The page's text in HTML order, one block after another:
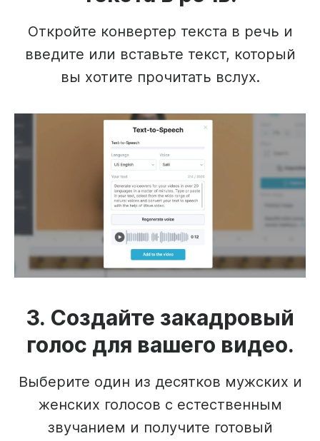
Откройте конвертер текста в речь и
введите или вставьте текст, который
вы хотите прочитать вслух.
3. Создайте закадровый
голос для вашего видео.
Выберите один из десятков мужских и
женских голосов с естественным
звучанием и получите готовый